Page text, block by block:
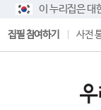
이 누리집은 대
집필 참여하기 사전